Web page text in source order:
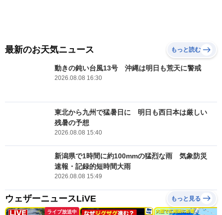
最新のお天気ニュース もっと読む
動きの鈍い台風13号 沖縄は明日も荒天に警戒
2026.08.08 16:30
東北から九州で猛暑日に 明日も西日本は厳しい
残暑の予想
2026.08.08 15:40
新潟県で1時間に約100mmの猛烈な雨 気象防災
速報・記録的短時間大雨
2026.08.08 15:49
ウェザーニュースLiVE もっと見る
ライブ放送中